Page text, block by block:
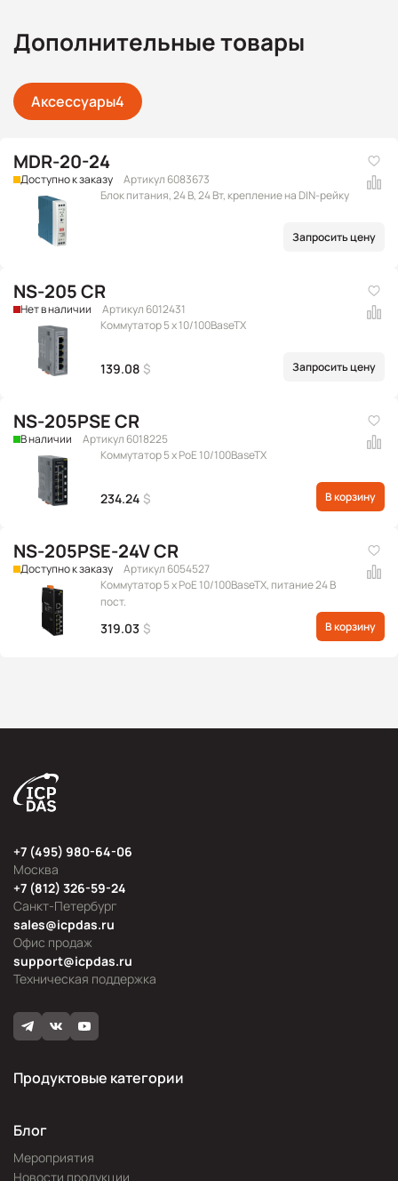
Дополнительные товары
Аксессуары4
MDR-20-24
Доступно к заказу
Артикул 6083673
Блок питания, 24 В, 24 Вт, крепление на DIN-рейку
Запросить цену
NS-205 CR
Нет в наличии
Артикул 6012431
Коммутатор 5 x 10/100BaseTX
139.08 $ Запросить цену
NS-205PSE CR
В наличии
Артикул 6018225
Коммутатор 5 x PoE 10/100BaseTX
234.24 $ В корзину
NS-205PSE-24V CR
Доступно к заказу
Артикул 6054527
Коммутатор 5 x PoE 10/100BaseTX, питание 24 В
пост.
319.03 $ В корзину
Москва
+7 (495) 980-64-06
Офис продаж
sales@icpdas.ru
Санкт-Петербург
+7 (812) 326-59-24
Техническая поддержка
support@icpdas.ru
Продуктовые категории
Блог
Мероприятия
Новости продукции